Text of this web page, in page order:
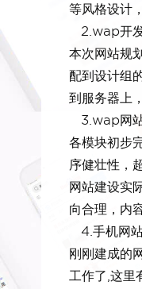
等风格设计
2.wap开
本次网站规
配到设计组
到服务器上
3.wap网
各模块初步
序健壮性，
网站建设实
向合理，内
4.手机网
刚刚建成的
工作了,这里